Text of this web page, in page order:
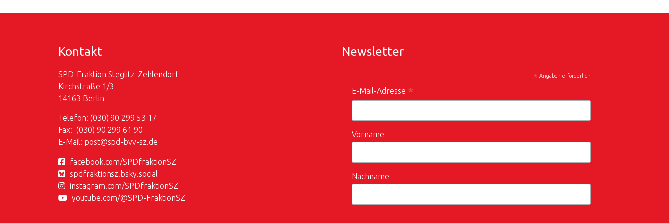
Kontakt
SPD-Fraktion Steglitz-Zehlendorf
Kirchstraße 1/3
14163 Berlin
Telefon: (030) 90 299 53 17
Fax: (030) 90 299 61 90
E-Mail: post@spd-bvv-sz.de
facebook.com/SPDfraktionSZ
spdfraktionsz.bsky.social
instagram.com/SPDfraktionSZ
youtube.com/@SPD-FraktionSZ
Newsletter
* Angaben erforderlich
E-Mail-Adresse *
Vorname
Nachname